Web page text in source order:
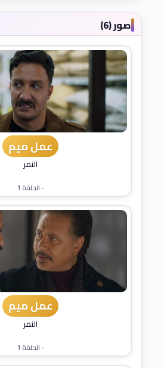
صور (6)
عمل ميم
النمر
- الحلقة 1
عمل ميم
النمر
- الحلقة 1